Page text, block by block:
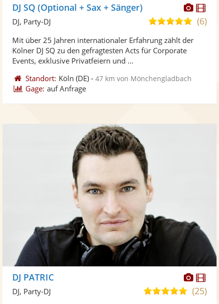
DJ SQ (Optional + Sax + Sänger)
5,0
5
(6)
DJ, Party-DJ
Mit über 25 Jahren internationaler Erfahrung zählt der
Kölner DJ SQ zu den gefragtesten Acts für Corporate
Events, exklusive Privatfeiern und ...
Standort: Köln (DE) -47 km von Mönchengladbach
Gage: auf Anfrage
DJ PATRIC
5,0(25)
DJ, Party-DJ